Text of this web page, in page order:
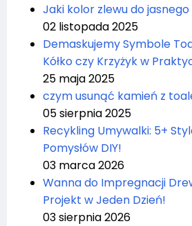
Jaki kolor zlewu do
02 listopada 2025
Demaskujemy Symbole
Kółko czy Krzyżyk w
25 maja 2025
czym usunąć kamień z
05 sierpnia 2025
Recykling Umywalki: 5+
Pomysłów DIY!
03 marca 2026
Wanna do Impregnacji
Projekt w Jeden Dzień!
03 sierpnia 2026